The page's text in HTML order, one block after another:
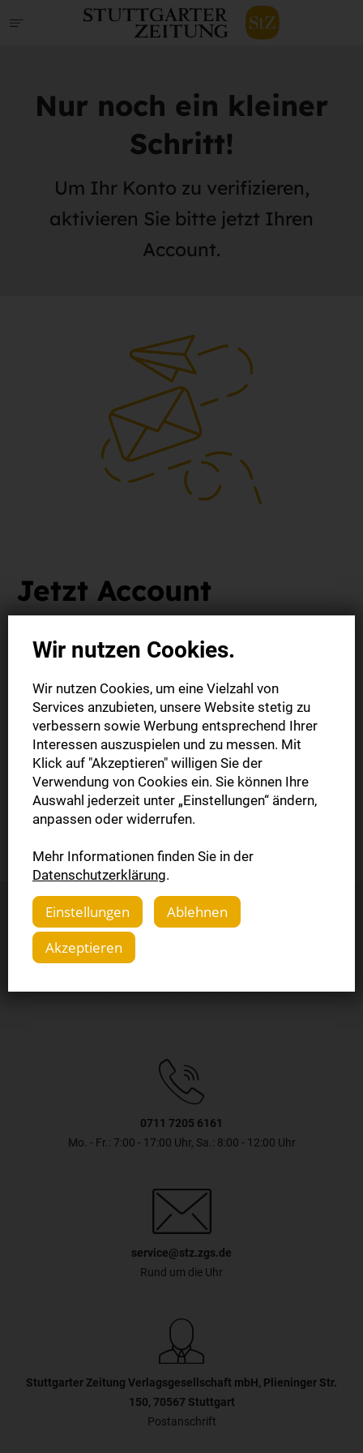
Nur noch ein kleiner
Schritt!
Um Ihr Konto zu verifizieren,
aktivieren Sie bitte jetzt Ihren
Account.
Jetzt Account
Um unsere digitalen Produkte (E-Paper / StZ Plus) nutzen
zu können, bestätigen Sie bitte jetzt Ihre E-Mail Adresse.
Wir haben Ihnen einen Aktivierungslink per E-Mail
zugesendet. Bitte bestätigen Sie in den nächsten Minuten
Ihre E-Mail Adresse. Nach erfolgreicher Aktivierung
können Sie sofort mit dem Lesen beginnen!
Sie haben Fragen?
0711 7205 6161
Mo. - Fr.: 7:00 - 17:00 Uhr, Sa.: 8:00 - 12:00 Uhr
service@stz.zgs.de
Rund um die Uhr
Stuttgarter Zeitung Verlagsgesellschaft mbH, Plieninger Str.
150, 70567 Stuttgart
Postanschrift
Wir nutzen Cookies.
Wir nutzen Cookies, um eine Vielzahl von
Services anzubieten, unsere Website stetig zu
verbessern sowie Werbung entsprechend Ihrer
Interessen auszuspielen und zu messen. Mit
Klick auf "Akzeptieren" willigen Sie der
Verwendung von Cookies ein. Sie können Ihre
Auswahl jederzeit unter „Einstellungen“ ändern,
anpassen oder widerrufen.
Mehr Informationen finden Sie in der
Datenschutzerklärung.
Einstellungen
Ablehnen
Akzeptieren